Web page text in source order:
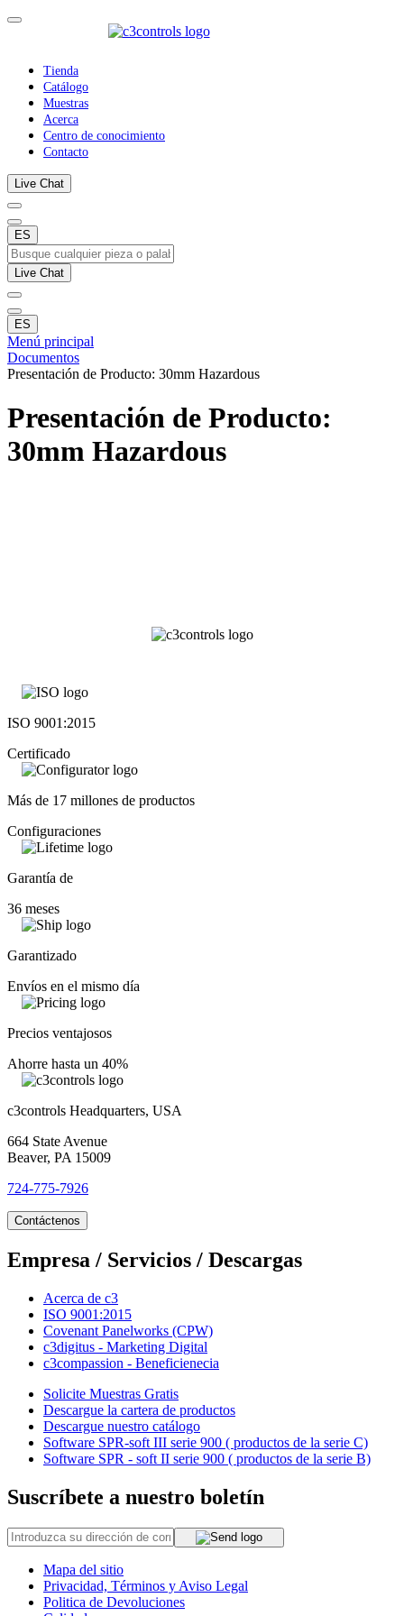
Tienda
Catálogo
Muestras
Acerca
Centro de conocimiento
Contacto
Live Chat
ES
Live Chat
ES
Menú principal
Documentos
Presentación de Producto: 30mm Hazardous
Presentación de Producto:
30mm Hazardous
ISO 9001:2015
Certificado
Más de 17 millones de productos
Configuraciones
Garantía de
36 meses
Garantizado
Envíos en el mismo día
Precios ventajosos
Ahorre hasta un 40%
c3controls Headquarters, USA
664 State Avenue
Beaver, PA 15009
724-775-7926
Contáctenos
Empresa / Servicios / Descargas
Acerca de c3
ISO 9001:2015
Covenant Panelworks (CPW)
c3digitus - Marketing Digital
c3compassion - Beneficienecia
Solicite Muestras Gratis
Descargue la cartera de productos
Descargue nuestro catálogo
Software SPR-soft III serie 900 ( productos de la serie C)
Software SPR - soft II serie 900 ( productos de la serie B)
Suscríbete a nuestro boletín
Mapa del sitio
Privacidad, Términos y Aviso Legal
Politica de Devoluciones